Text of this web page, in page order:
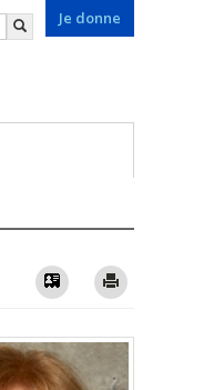
Je donne
Vcard